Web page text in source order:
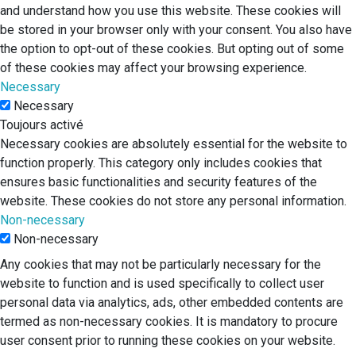
and understand how you use this website. These cookies will
be stored in your browser only with your consent. You also have
the option to opt-out of these cookies. But opting out of some
of these cookies may affect your browsing experience.
Necessary
Necessary
Toujours activé
Necessary cookies are absolutely essential for the website to
function properly. This category only includes cookies that
ensures basic functionalities and security features of the
website. These cookies do not store any personal information.
Non-necessary
Non-necessary
Any cookies that may not be particularly necessary for the
website to function and is used specifically to collect user
personal data via analytics, ads, other embedded contents are
termed as non-necessary cookies. It is mandatory to procure
user consent prior to running these cookies on your website.